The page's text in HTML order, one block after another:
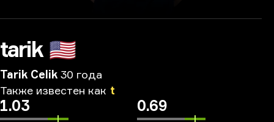
tarik 🇺🇸
Tarik Celik 30 года
Также известен как t
1.03 0.69